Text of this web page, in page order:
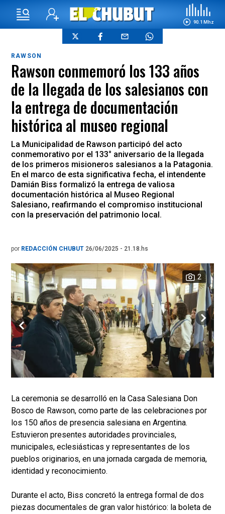
90.1 Mhz
RAWSON
Rawson conmemoró los 133 años
de la llegada de los salesianos con
la entrega de documentación
histórica al museo regional
La Municipalidad de Rawson participó del acto
conmemorativo por el 133° aniversario de la llegada
de los primeros misioneros salesianos a la Patagonia.
En el marco de esta significativa fecha, el intendente
Damián Biss formalizó la entrega de valiosa
documentación histórica al Museo Regional
Salesiano, reafirmando el compromiso institucional
con la preservación del patrimonio local.
por REDACCIÓN CHUBUT 26/06/2025 - 21.18.hs
2
La ceremonia se desarrolló en la Casa Salesiana Don
Bosco de Rawson, como parte de las celebraciones por
los 150 años de presencia salesiana en Argentina.
Estuvieron presentes autoridades provinciales,
municipales, eclesiásticas y representantes de los
pueblos originarios, en una jornada cargada de memoria,
identidad y reconocimiento.
Durante el acto, Biss concretó la entrega formal de dos
piezas documentales de gran valor histórico: la boleta de